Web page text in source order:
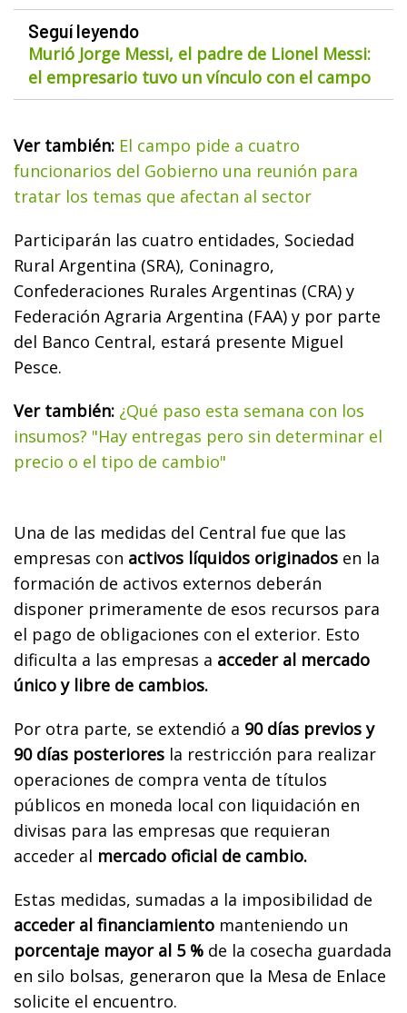
Seguí leyendo
Murió Jorge Messi, el padre de Lionel Messi:
el empresario tuvo un vínculo con el campo
Ver también: El campo pide a cuatro
funcionarios del Gobierno una reunión para
tratar los temas que afectan al sector
Participarán las cuatro entidades, Sociedad
Rural Argentina (SRA), Coninagro,
Confederaciones Rurales Argentinas (CRA) y
Federación Agraria Argentina (FAA) y por parte
del Banco Central, estará presente Miguel
Pesce.
Ver también: ¿Qué paso esta semana con los
insumos? "Hay entregas pero sin determinar el
precio o el tipo de cambio"
Una de las medidas del Central fue que las
empresas con activos líquidos originados en la
formación de activos externos deberán
disponer primeramente de esos recursos para
el pago de obligaciones con el exterior. Esto
dificulta a las empresas a acceder al mercado
único y libre de cambios.
Por otra parte, se extendió a 90 días previos y
90 días posteriores la restricción para realizar
operaciones de compra venta de títulos
públicos en moneda local con liquidación en
divisas para las empresas que requieran
acceder al mercado oficial de cambio.
Estas medidas, sumadas a la imposibilidad de
acceder al financiamiento manteniendo un
porcentaje mayor al 5 % de la cosecha guardada
en silo bolsas, generaron que la Mesa de Enlace
solicite el encuentro.